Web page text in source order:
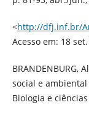
<http://dfj.inf.br/
Acesso em: 18
BRANDENBURG,
social e
Biologia e